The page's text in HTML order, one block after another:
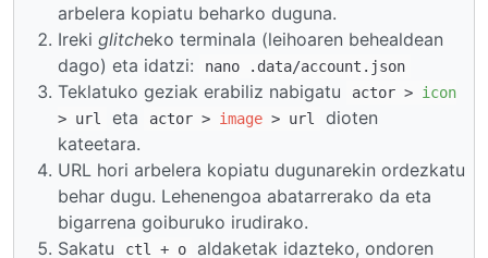
arbelera kopiatu beharko duguna.
Ireki glitcheko terminala (leihoaren behealdean
dago) eta idatzi:
nano .data/account.json
Teklatuko geziak erabiliz nabigatu actor > icon
> url
eta actor > image > url
dioten
kateetara.
URL hori arbelera kopiatu dugunarekin ordezkatu
behar dugu. Lehenengoa abatarrerako da eta
bigarrena goiburuko irudirako.
Sakatu
ctl + o
aldaketak idazteko, ondoren